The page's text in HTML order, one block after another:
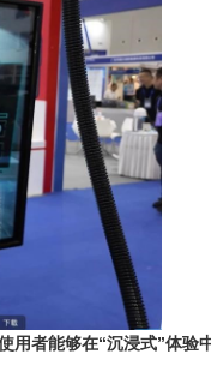
用者能够在“沉浸式”体验